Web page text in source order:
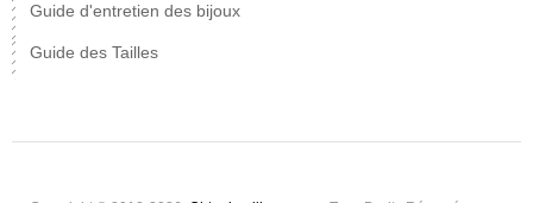
Guide d'entretien des bijoux
Guide des Tailles